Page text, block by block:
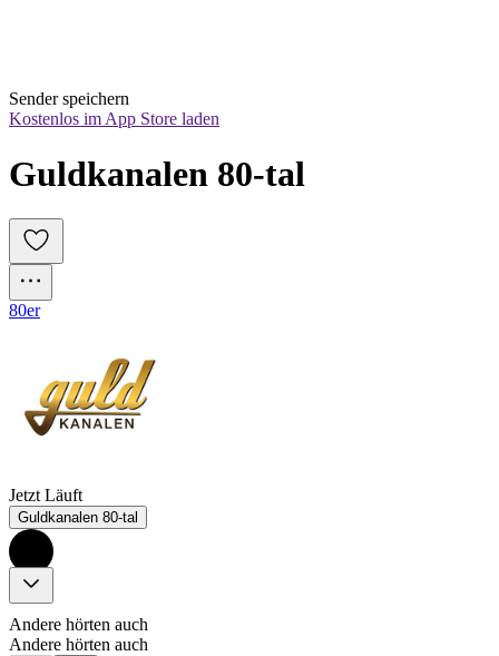
Sender speichern
Kostenlos im App Store laden
Guldkanalen 80-tal
80er
Jetzt Läuft
Guldkanalen 80-tal
Andere hörten auch
Andere hörten auch